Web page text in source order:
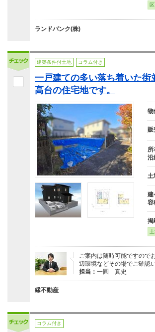
ランドバンク(株)
建築条件付土地 コラム付き
一戸建ての多い落ち着いた街
高台の住宅地です。
物
販
所
沿
土
建
容
掲
ご案内は随時可能ですので
辺環境などその場でご確認
担当： 一圓 真史
縁不動産
コラム付き